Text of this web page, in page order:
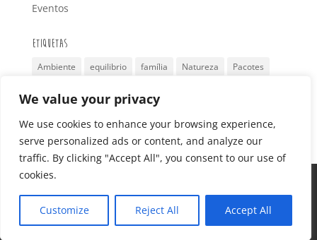
We value your privacy
We use cookies to enhance your browsing experience,
serve personalized ads or content, and analyze our
traffic. By clicking "Accept All", you consent to our use of
cookies.
Customize Reject All Accept All
Eventos
Etiquetas
Ambiente equilibrio família Natureza
Pacotes
yoga
Home Page
Pacotes
Eventos Galeria
Contactos
Termos e Condições Blog